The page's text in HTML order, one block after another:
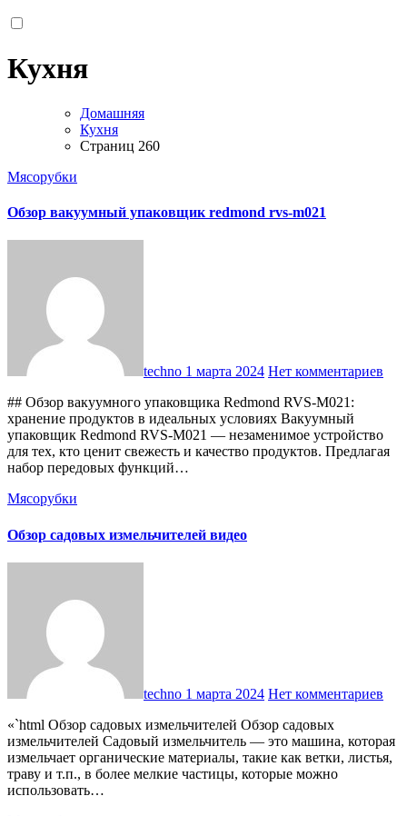
Кухня
Домашняя
Кухня
Страниц 260
Мясорубки
Обзор вакуумный упаковщик redmond rvs-m021
techno 1 марта 2024 Нет комментариев
## Обзор вакуумного упаковщика Redmond RVS-M021:
хранение продуктов в идеальных условиях Вакуумный
упаковщик Redmond RVS-M021 — незаменимое устройство
для тех, кто ценит свежесть и качество продуктов. Предлагая
набор передовых функций…
Мясорубки
Обзор садовых измельчителей видео
techno 1 марта 2024 Нет комментариев
«`html Обзор садовых измельчителей Обзор садовых
измельчителей Садовый измельчитель — это машина, которая
измельчает органические материалы, такие как ветки, листья,
траву и т.п., в более мелкие частицы, которые можно
использовать…